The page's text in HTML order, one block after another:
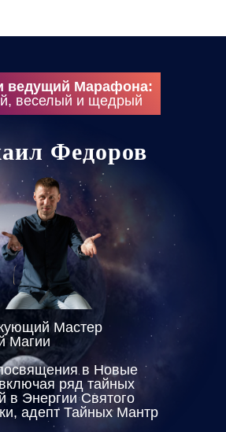
Мастер
Магии
в Новые
ряд тайных
в Энергии Святого
адепт Тайных Мантр
Федоров
ведущий Марафона:
веселый и щедрый